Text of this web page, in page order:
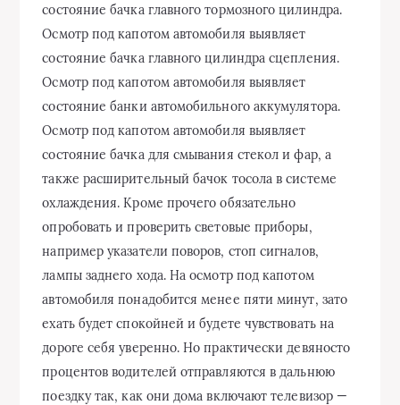
состояние бачка главного тормозного цилиндра.
Осмотр под капотом автомобиля выявляет
состояние бачка главного цилиндра сцепления.
Осмотр под капотом автомобиля выявляет
состояние банки автомобильного аккумулятора.
Осмотр под капотом автомобиля выявляет
состояние бачка для смывания стекол и фар, а
также расширительный бачок тосола в системе
охлаждения. Кроме прочего обязательно
опробовать и проверить световые приборы,
например указатели поворов, стоп сигналов,
лампы заднего хода. На осмотр под капотом
автомобиля понадобится менее пяти минут, зато
ехать будет спокойней и будете чувствовать на
дороге себя уверенно. Но практически девяносто
процентов водителей отправляются в дальнюю
поездку так, как они дома включают телевизор —